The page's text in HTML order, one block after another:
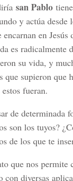
san Pablo
y actúa desde
en
es radicalmente
su vida, y
supieron que
fueran.
de determinada
son los tuyos?
de los que te
que nos permite
con diversas